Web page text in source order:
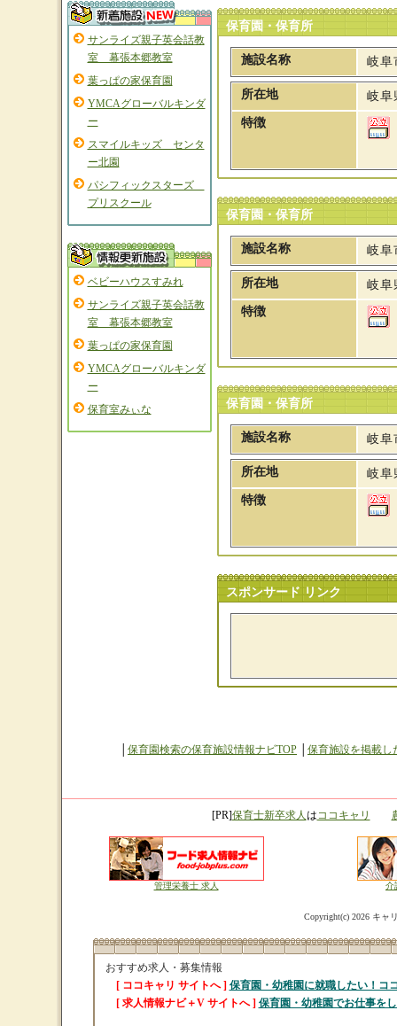
サンライズ親子英会話教
室 幕張本郷教室
葉っぱの家保育園
YMCAグローバルキンダ
ー
スマイルキッズ センタ
ー北園
パシフィックスターズ
プリスクール
ベビーハウスすみれ
サンライズ親子英会話教
室 幕張本郷教室
葉っぱの家保育園
YMCAグローバルキンダ
ー
保育室みぃな
保育園・保育所
施設名称 岐
所在地
岐阜
特徴
保育園・保育所
施設名称 岐
所在地
岐阜
特徴
保育園・保育所
施設名称 岐
所在地
岐阜
特徴
スポンサード リンク
保育園検索の保育施設情報ナビTOP 保育施設を掲載し
[PR]保育士新卒求人はココキャリ
管理栄養士 求人 介
Copyright(c) 2026 キャ
おすすめ求人・募集情報
[ ココキャリ サイトへ ] 保育園・幼稚園に就職したい！コ
[ 求人情報ナビ＋V サイトへ ] 保育園・幼稚園でお仕事を